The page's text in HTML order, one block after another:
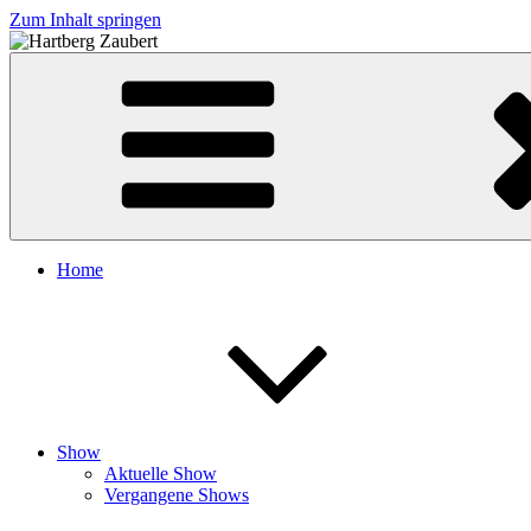
Zum Inhalt springen
Hartberg Zaubert
Home
Show
Aktuelle Show
Vergangene Shows